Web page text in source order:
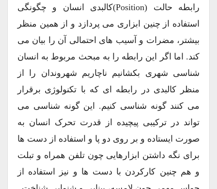
رابطه حالت (position)کالبدی انسان و چگونگی
استفاده از چنین ابزاری می پردازد و از همین منظر
بیشتر، مضرات و آسیب های احتمالی آن را بیان می
کند. اما اگر این رابطه را به مبحث مربوط به انسان
شناسی شهری بکشانیم ناچاریم شهروندان را از
منظر کالبدی در رابطه ای که با تکنولوژی برقرار
می کنند گونه شناسی کنیم. این گونه شناسی می
تواند در ترکیبی پیچیده از قدرت تحرک انسان به
صورت ایستاده و بر روی دو پا و استفاده از دست ها
برای نگه داشتن ابزارهایی چون تلفن همراه و تبلت
و هم چنین کارکردن با دست ها و نیز استفاده از